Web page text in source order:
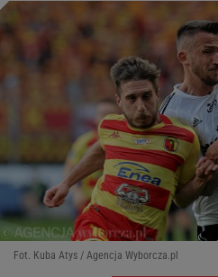
Fot. Kuba Atys / Agencja Wyborcza.pl